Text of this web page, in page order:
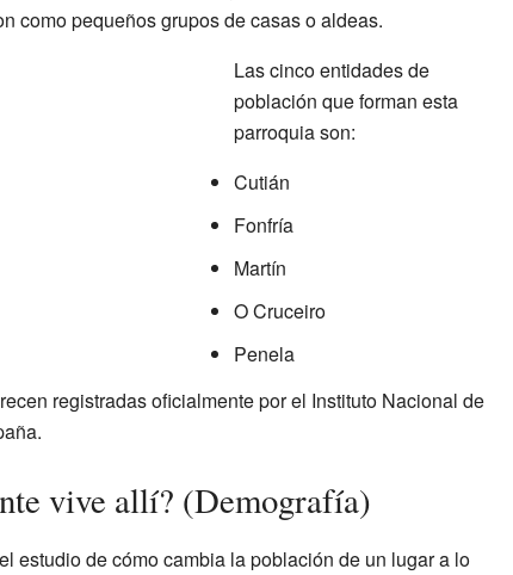
como pequeños grupos de casas o aldeas.
Las cinco entidades de
población que forman esta
parroquia son:
Cutián
Fonfría
Martín
O Cruceiro
Penela
registradas oficialmente por el Instituto Nacional de
vive allí? (Demografía)
estudio de cómo cambia la población de un lugar a lo